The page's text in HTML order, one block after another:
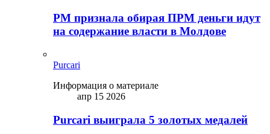
PM признала обирая ПРМ деньги идут
на содержание власти в Молдове
Purcari
Информация о материале
апр 15 2026
Purcari выиграла 5 золотых медалей